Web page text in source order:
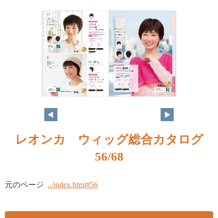
レオンカ ウィッグ総合カタログ
56/68
元のページ ../index.html#56